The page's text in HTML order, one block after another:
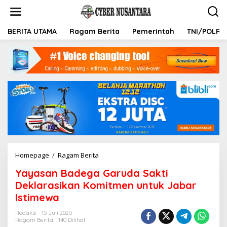
t
BERITA UTAMA Ragam Berita Pemerintah TNI/POLRI
Homepage / Ragam Berita
y
a
s
Yayasan Badega Garuda Sakti
Deklarasikan Komitmen untuk Jabar
Istimewa
Redaksi
15 Juli 2025
Ragam Berita
140 Dilihat